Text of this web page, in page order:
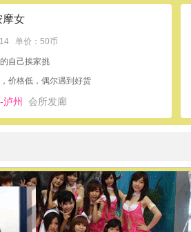
摩女
单价：50币
自己挨家挑
价格低，偶尔遇到好货
泸州 会所发廊